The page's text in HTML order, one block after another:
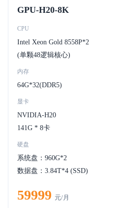
GPU-H20-8K
CPU
Intel Xeon Gold 8558P*2
(单颗48逻辑核心)
内存
64G*32(DDR5)
显卡
NVIDIA-H20
141G * 8卡
硬盘
系统盘：960G*2
数据盘：3.84T*4 (SSD)
59999 元/月